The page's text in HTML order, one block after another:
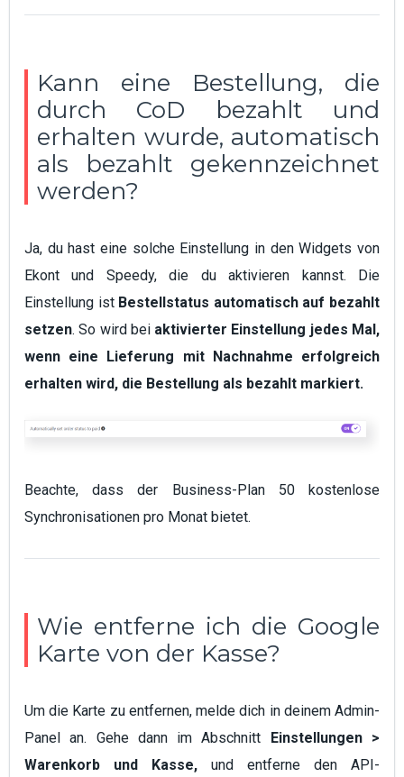
Kann eine Bestellung, die
durch CoD bezahlt und
erhalten wurde, automatisch
als bezahlt gekennzeichnet
werden?
Ja, du hast eine solche Einstellung in den Widgets von
Ekont und Speedy, die du aktivieren kannst. Die
Einstellung ist Bestellstatus automatisch auf bezahlt
setzen. So wird beiaktivierter Einstellung jedes Mal,
wenn eine Lieferung mit Nachnahme erfolgreich
erhalten wird, die Bestellung als bezahlt markiert.
Beachte, dass der Business-Plan 50 kostenlose
Synchronisationen pro Monat bietet.
Wie entferne ich die Google
Karte von der Kasse?
Um die Karte zu entfernen, melde dich in deinem Admin-
Panel an. Gehe dann im Abschnitt
Einstellungen >
Warenkorb und Kasse, und entferne den API-